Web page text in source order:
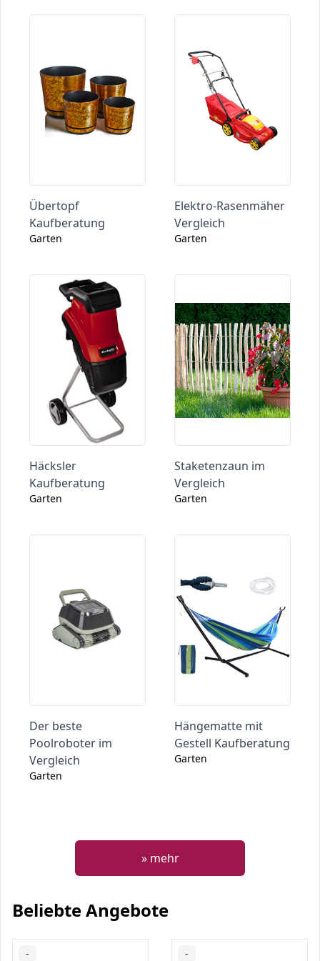
Übertopf
Kaufberatung
Garten
Elektro-Rasenmäher
Vergleich
Garten
Häcksler
Kaufberatung
Garten
Staketenzaun im
Vergleich
Garten
Der beste
Poolroboter im
Vergleich
Garten
Hängematte mit
Gestell Kaufberatung
Garten
» mehr
Beliebte Angebote
- -